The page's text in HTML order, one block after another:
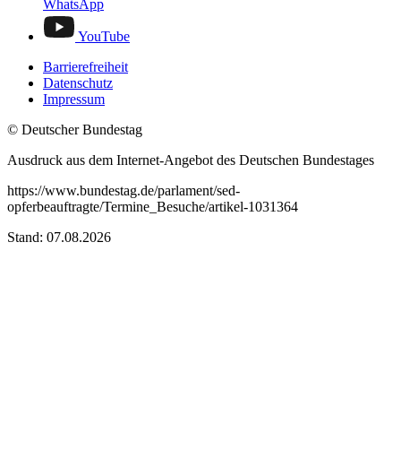
WhatsApp
YouTube
Barrierefreiheit
Datenschutz
Impressum
© Deutscher Bundestag
Ausdruck aus dem Internet-Angebot des Deutschen Bundestages
https://www.bundestag.de/parlament/sed-
opferbeauftragte/Termine_Besuche/artikel-1031364
Stand: 07.08.2026